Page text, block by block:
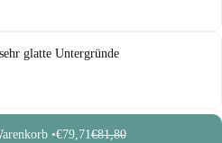
glatte Untergründe
•€79,71€81,80